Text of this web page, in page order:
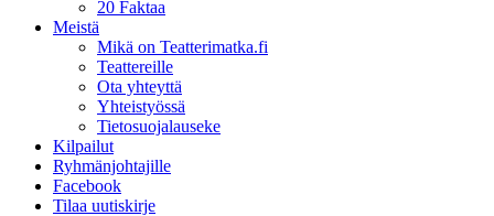
20 Faktaa
Meistä
Mikä on Teatterimatka.fi
Teattereille
Ota yhteyttä
Yhteistyössä
Tietosuojalauseke
Kilpailut
Ryhmänjohtajille
Facebook
Tilaa uutiskirje